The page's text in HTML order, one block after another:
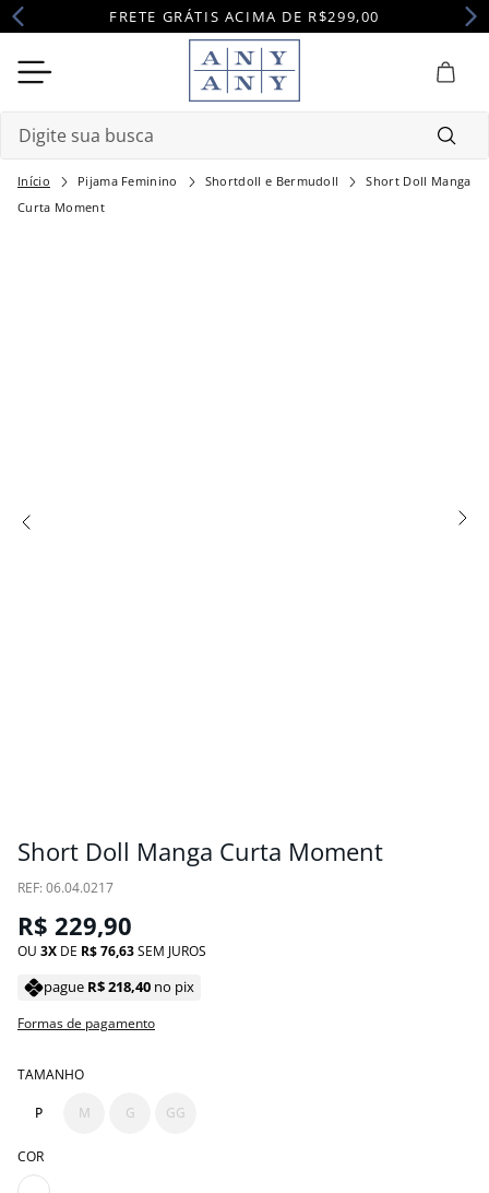
FRETE GRÁTIS ACIMA DE R$299,00
Pijama Feminino Shortdoll e Bermudoll
Short Doll Manga
Curta Moment
Short Doll Manga Curta Moment
: 06.04.0217
R$ 229,90
OU 3 DE R$76,63SEM JUROS
pague R$218,40 no pix
Formas de pagamento
TAMANHO
P M G GG
COR
Termos mais buscados